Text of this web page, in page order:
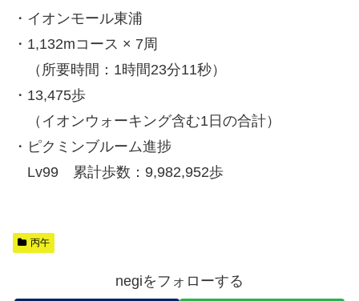
・イオンモール東浦
・1,132mコース × 7周
（所要時間：1時間23分11秒）
・13,475歩
（イオンウォーキング含む1日の合計）
・ピクミンブルーム進捗
Lv99 累計歩数：9,982,952歩
丙午
negiをフォローする